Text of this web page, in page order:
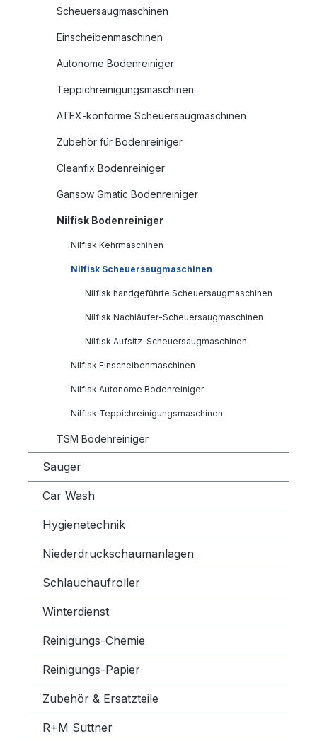
Scheuersaugmaschinen
Einscheibenmaschinen
Autonome Bodenreiniger
Teppichreinigungsmaschinen
ATEX-konforme Scheuersaugmaschinen
Zubehör für Bodenreiniger
Cleanfix Bodenreiniger
Gansow Gmatic Bodenreiniger
Nilfisk Bodenreiniger
Nilfisk Kehrmaschinen
Nilfisk Scheuersaugmaschinen
Nilfisk handgeführte Scheuersaugmaschinen
Nilfisk Nachläufer-Scheuersaugmaschinen
Nilfisk Aufsitz-Scheuersaugmaschinen
Nilfisk Einscheibenmaschinen
Nilfisk Autonome Bodenreiniger
Nilfisk Teppichreinigungsmaschinen
TSM Bodenreiniger
Sauger
Car Wash
Hygienetechnik
Niederdruckschaumanlagen
Schlauchaufroller
Winterdienst
Reinigungs-Chemie
Reinigungs-Papier
Zubehör & Ersatzteile
R+M Suttner